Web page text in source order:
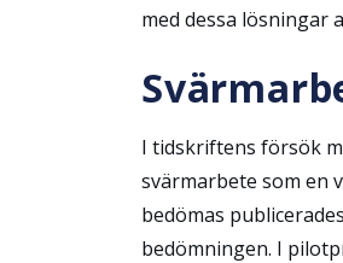
med dessa lösningar
I tidskriftens försök
svärmarbete som en
bedömas
bedömningen. I